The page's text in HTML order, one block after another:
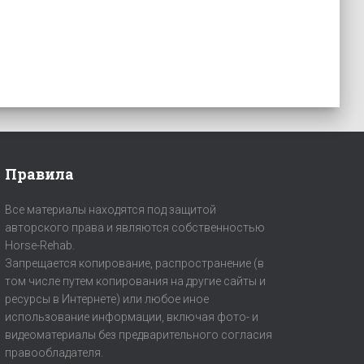
Правила
Все материалы находятся под защитой
авторского права и являются собственностью
Horse-Rehab.
Запрещается копирование, распространение (в
том числе путем копирования на другие сайты и
ресурсы в Интернете) или любое иное
использование информации, включая фото- и
видеоматериалы без предварительного согласия
правообладателя.